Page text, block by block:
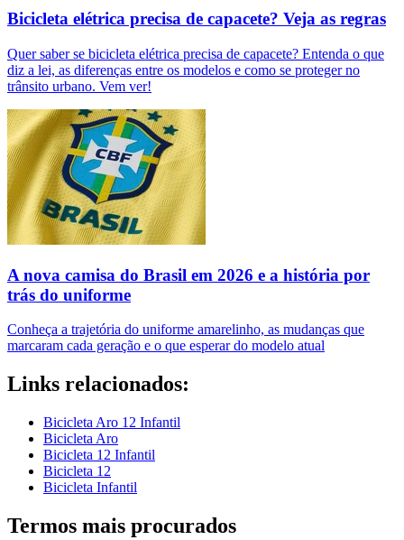
Bicicleta elétrica precisa de capacete? Veja as regras
Quer saber se bicicleta elétrica precisa de capacete? Entenda o que
diz a lei, as diferenças entre os modelos e como se proteger no
trânsito urbano. Vem ver!
A nova camisa do Brasil em 2026 e a história por
trás do uniforme
Conheça a trajetória do uniforme amarelinho, as mudanças que
marcaram cada geração e o que esperar do modelo atual
Links relacionados:
Bicicleta Aro 12 Infantil
Bicicleta Aro
Bicicleta 12 Infantil
Bicicleta 12
Bicicleta Infantil
Termos mais procurados